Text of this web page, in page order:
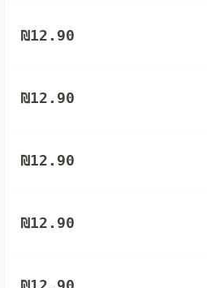
₪12.90
₪12.90
₪12.90
₪12.90